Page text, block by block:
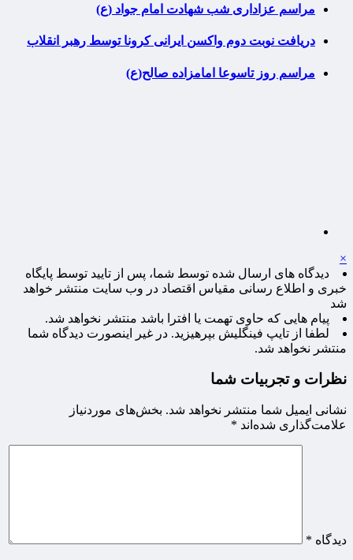
مراسم عزاداری شب شهادت امام جواد (ع)
دریافت نوبت دوم واکسن ایرانی کرونا توسط رهبر انقلاب
مراسم روز تاسوعا امامزاده صالح(ع)
×
دیدگاه های ارسال شده توسط شما، پس از تایید توسط پایگاه
خبری و اطلاع رسانی مقیاس اقتصاد در وب سایت منتشر خواهد
شد
پیام هایی که حاوی تهمت یا افترا باشد منتشر نخواهد شد.
لطفا از تایپ فینگلیش بپرهیزید. در غیر اینصورت دیدگاه شما
منتشر نخواهد شد.
نظرات و تجربیات شما
نشانی ایمیل شما منتشر نخواهد شد. بخش‌های موردنیاز
علامت‌گذاری شده‌اند *
دیدگاه *